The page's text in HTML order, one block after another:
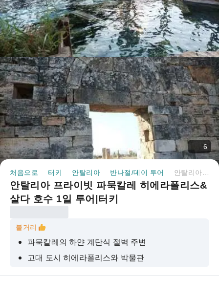
6
처음으로 터키 안탈리아 반나절/데이 투어
안탈리아 프라이빗 파묵칼레 히에라폴리스&
살다 호수 1일 투어|터키
볼거리
파묵칼레의 하얀 계단식 절벽 주변
고대 도시 히에라폴리스와 박물관
터키의 살다 호수의 자연